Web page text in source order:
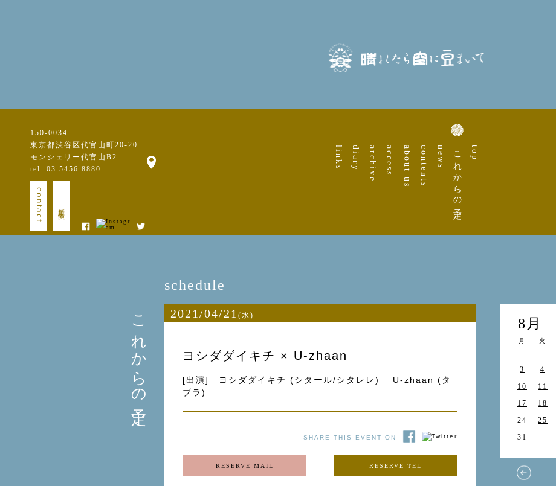
top
これからの予定
news
contents
about us
access
archive
diary
links
150-0034
東京都渋谷区代官山町20-20
モンシェリー代官山B2
tel. 03 5456 8880
contact
これからの予定
schedule
2021/04/21 (水)
ヨシダダイキチ × U-zhaan
[出演] ヨシダダイキチ (シタール/シタレレ) U-zhaan (タ
ブラ)
SHARE THIS EVENT ON
RESERVE MAIL RESERVE TEL
8月
月 火
3
4
10
11
17
18
24
25
31